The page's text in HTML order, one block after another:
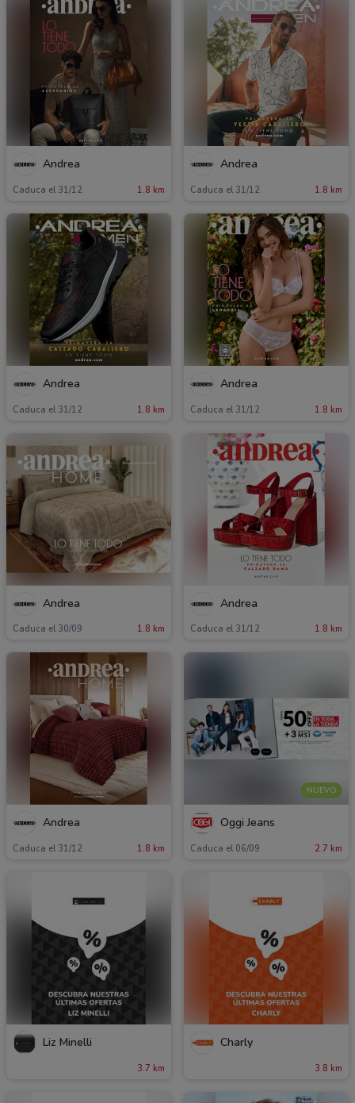
Andrea
Caduca el 31/12 1.8 km
Andrea
Caduca el 31/12 1.8 km
Andrea
Caduca el 31/12 1.8 km
Andrea
Caduca el 31/12 1.8 km
Andrea
Caduca el 30/09 1.8 km
Andrea
Caduca el 31/12 1.8 km
Andrea
Caduca el 31/12 1.8 km
NUEVO
Oggi Jeans
Caduca el 06/09 2.7 km
Liz Minelli
3.7 km
Charly
3.8 km